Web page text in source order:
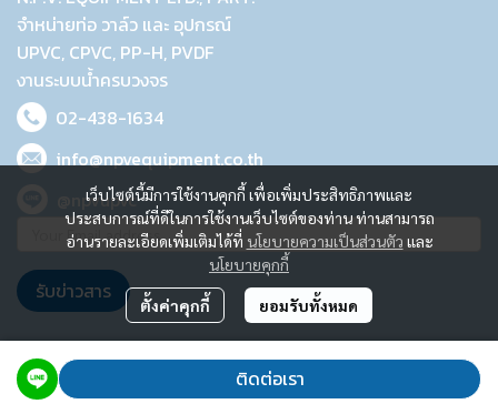
ติดต่อเรา
เว็บไซต์นี้มีการใช้งานคุกกี้ เพื่อเพิ่มประสิทธิภาพและ
ประสบการณ์ที่ดีในการใช้งานเว็บไซต์ของท่าน ท่านสามารถ
อ่านรายละเอียดเพิ่มเติมได้ที่ นโยบายความเป็นส่วนตัว และ
นโยบายคุกกี้
ตั้งค่าคุกกี้ ยอมรับทั้งหมด
จำหน่ายท่อ วาล์ว และ อุปกรณ์
UPVC, CPVC, PP-H, PVDF
งานระบบน้ำครบวงจร
02-438-1634
info@npvequipment.co.th
@npvupvc
รับข่าวสาร
2023 © N.P.V. EQUIPMENT LTD., PART.
Powered By MakeWebEasy